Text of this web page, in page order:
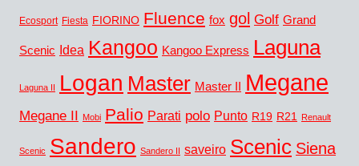
Ecosport Fiesta FIORINO Fluence fox gol Golf Grand
Scenic Idea Kangoo Kangoo Express Laguna
Laguna II Logan Master Master II Megane
Megane II Mobi Palio Parati polo Punto R19 R21 Renault
Scenic Sandero Sandero II saveiro Scenic Siena